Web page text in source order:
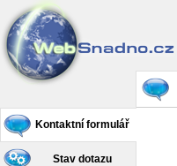
Kontaktní formulář
Stav dotazu